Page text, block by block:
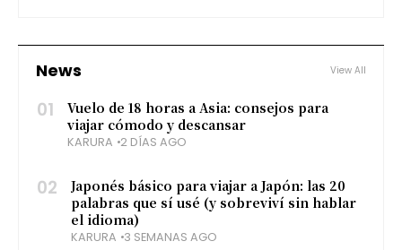
varias horas para seguir
recorriendo Tokio antes de volar a
Hong Kong, pero había un
problema:
News View All
01
Vuelo de 18 horas a Asia: consejos para
viajar cómodo y descansar
KARURA 2 DÍAS AGO
02
Japonés básico para viajar a Japón: las 20
palabras que sí usé (y sobreviví sin hablar
el idioma)
KARURA 3 SEMANAS AGO